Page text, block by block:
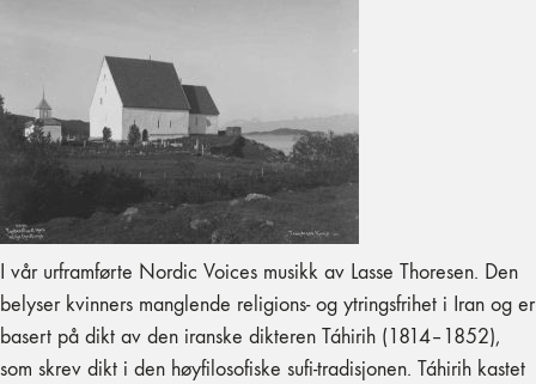
I vår urframførte Nordic Voices musikk av Lasse Thoresen. Den
belyser kvinners manglende religions- og ytringsfrihet i Iran og er
basert på dikt av den iranske dikteren Táhirih (1814–1852),
som skrev dikt i den høyfilosofiske sufi-tradisjonen. Táhirih kastet